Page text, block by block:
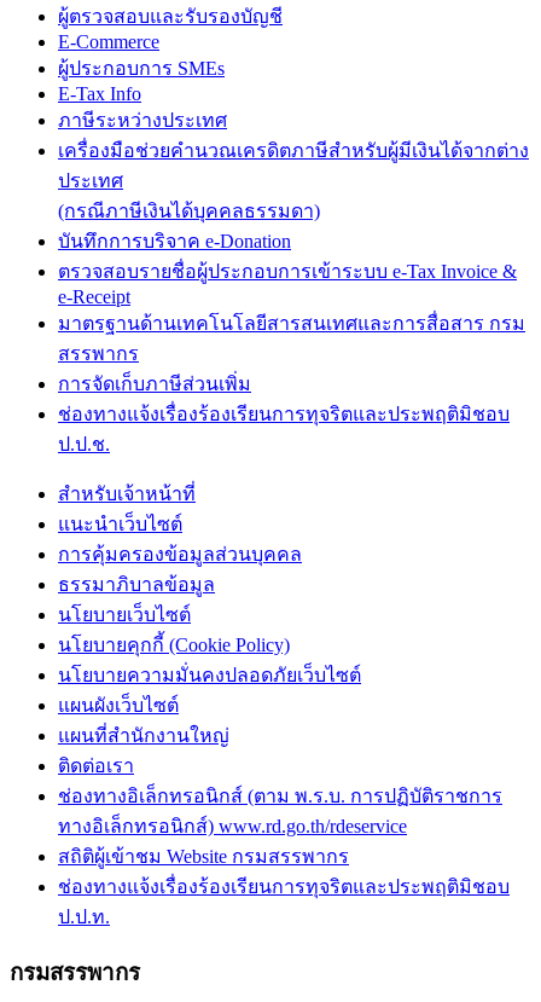
ผู้ตรวจสอบและรับรองบัญชี
E-Commerce
ผู้ประกอบการ SMEs
E-Tax Info
ภาษีระหว่างประเทศ
เครื่องมือช่วยคำนวณเครดิตภาษีสำหรับผู้มีเงินได้จากต่าง
ประเทศ
(กรณีภาษีเงินได้บุคคลธรรมดา)
บันทึกการบริจาค e-Donation
ตรวจสอบรายชื่อผู้ประกอบการเข้าระบบ e-Tax Invoice &
e-Receipt
มาตรฐานด้านเทคโนโลยีสารสนเทศและการสื่อสาร กรม
สรรพากร
การจัดเก็บภาษีส่วนเพิ่ม
ช่องทางแจ้งเรื่องร้องเรียนการทุจริตและประพฤติมิชอบ
ป.ป.ช.
สำหรับเจ้าหน้าที่
แนะนำเว็บไซต์
การคุ้มครองข้อมูลส่วนบุคคล
ธรรมาภิบาลข้อมูล
นโยบายเว็บไซต์
นโยบายคุกกี้ (Cookie Policy)
นโยบายความมั่นคงปลอดภัยเว็บไซต์
แผนผังเว็บไซต์
แผนที่สำนักงานใหญ่
ติดต่อเรา
ช่องทางอิเล็กทรอนิกส์ (ตาม พ.ร.บ. การปฏิบัติราชการ
ทางอิเล็กทรอนิกส์) www.rd.go.th/rdeservice
สถิติผู้เข้าชม Website กรมสรรพากร
ช่องทางแจ้งเรื่องร้องเรียนการทุจริตและประพฤติมิชอบ
ป.ป.ท.
กรมสรรพากร